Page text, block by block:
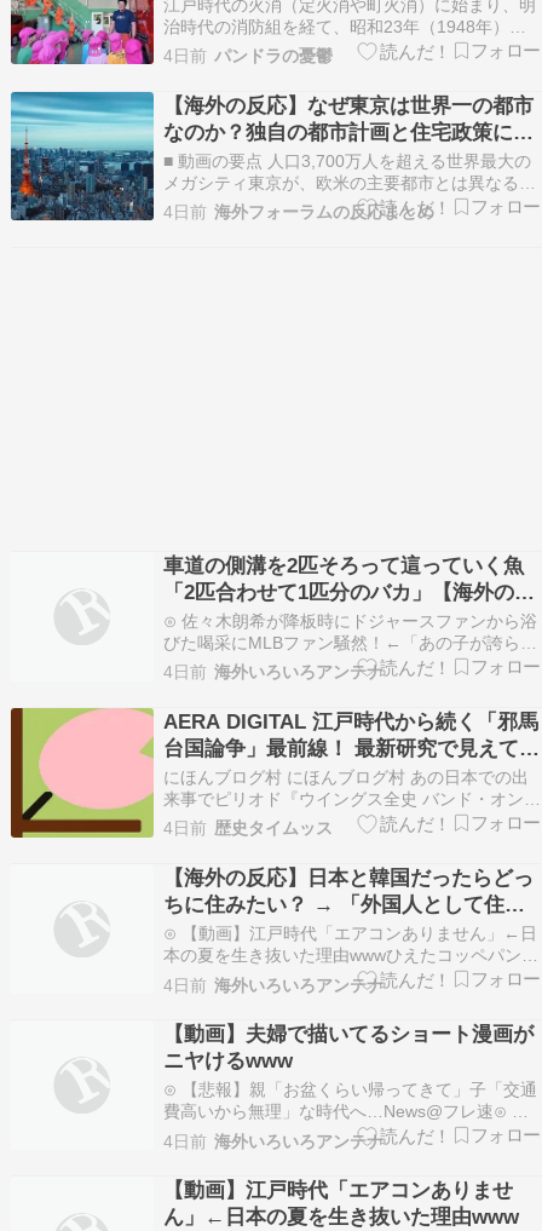
江戸時代の火消（定火消や町火消）に始まり、明
治時代の消防組を経て、昭和23年（1948年）の
消防組織法施行により、現在の自治体消防制度が
確立された日本の消防。令和6年現在、全国で720
の消防本部と、1716の消防署が設置されていま
す。今回は、日本の幼稚園の公式SNSが投稿した
もの…
4日前 パンドラの憂鬱
【海外の反応】なぜ東京は世界一の都市
なのか？独自の都市計画と住宅政策に絶
賛の声
■ 動画の要点 人口3,700万人を超える世界最大の
メガシティ東京が、欧米の主要都市とは異なる独
自の発展を遂げた都市計画の歴史を解説する動
画。 江戸時代の町割りに始まり、戦後復興におけ
4日前 海外フォーラムの反応まとめ
車道の側溝を2匹そろって這っていく魚
「2匹合わせて1匹分のバカ」【海外の反
応】
⊙ 佐々木朗希が降板時にドジャースファンから浴
びた喝采にMLBファン騒然！←「あの子が誇らし
い！」（海外の反応）海外の反応スポーツ⊙ 中国
人「香港人はなんとなく日本人っぽい感じがす
る」 中国人「日本人は礼儀正しいけど・・」「常
に何かに急いでいる」じゃぽにか反応帳⊙ 広島カ
ープの２…
4日前 海外いろいろアンテナ
AERA DIGITAL 江戸時代から続く「邪馬
台国論争」最前線！ 最新研究で見えてき
た「卑弥呼
にほんブログ村 にほんブログ村 あの日本での出
来事でピリオド『ウイングス全史 バンド・オン・
ザ・ラン』ポール・マッカートニー著 話題の本現
在も精力的な84歳の〝ロックの巨人〟がビートル
ズ解散後に率いたバンド、ウイングスの歴史
（1971～81年）をオーラルヒストリーでまとめ
た74…
4日前 歴史タイムッス
【海外の反応】日本と韓国だったらどっ
ちに住みたい？ → 「外国人として住む
なら排外主義の日本は避けたい」「韓国
の労働環境は日本より酷いからどっちか
というと日本」
⊙ 【動画】江戸時代「エアコンありません」←日
本の夏を生き抜いた理由wwwひえたコッペパン⊙
韓国人「実は我々が日本について勘違いしている
ことがこちら・・・」コリアル⊙ 【議論】若者の
『食事キャンセル』は単なる貧困なのか、それと
も本当にタイパ重視なのか？NEWSまとめもりー
｜2c…
4日前 海外いろいろアンテナ
【動画】夫婦で描いてるショート漫画が
ニヤけるwww
⊙ 【悲報】親「お盆くらい帰ってきて」子「交通
費高いから無理」な時代へ…News@フレ速⊙ ド
ル円、一時1ドル158円台まで下落NEWSOKU
BLOG（ニュー速ブログ）⊙ 中国人「アジア大会
男子サッカー抽選、日本と中国は・・・」 中国人
「残念だ」「AFCは半生のキノコでも食った…
4日前 海外いろいろアンテナ
【動画】江戸時代「エアコンありませ
ん」←日本の夏を生き抜いた理由www